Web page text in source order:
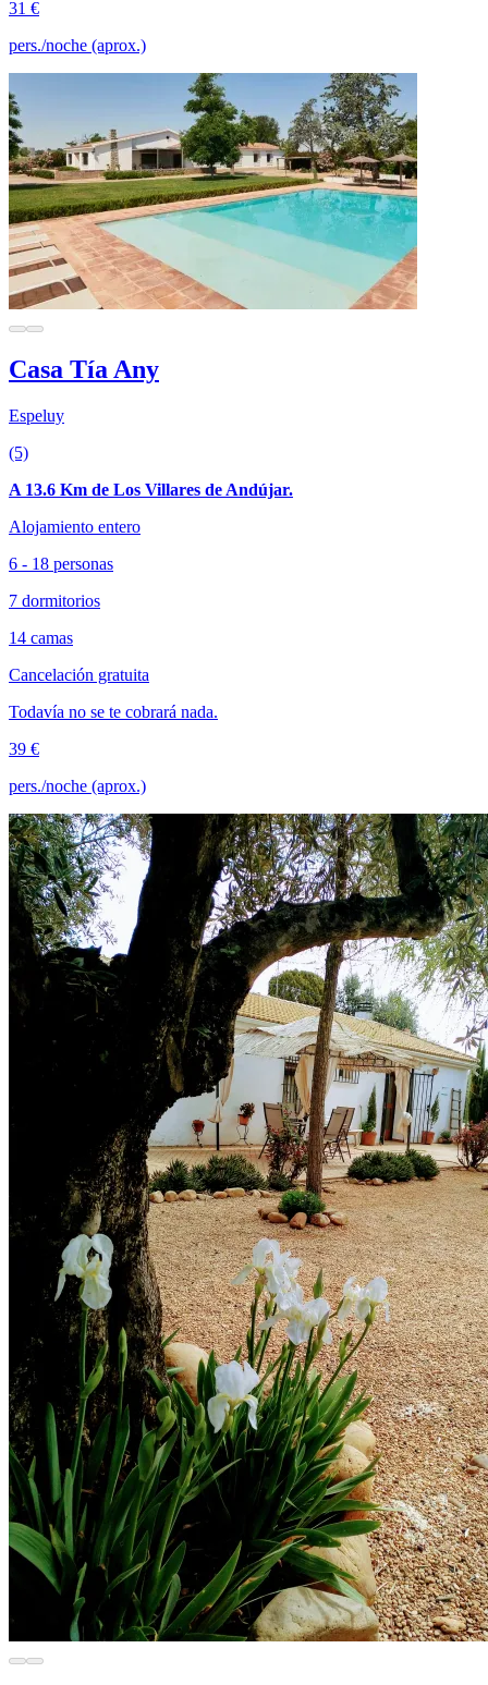
31 €
pers./noche (aprox.)
Casa Tía Any
Espeluy
(5)
A 13.6 Km de Los Villares de Andújar.
Alojamiento entero
6 - 18 personas
7 dormitorios
14 camas
Cancelación gratuita
Todavía no se te cobrará nada.
39 €
pers./noche (aprox.)